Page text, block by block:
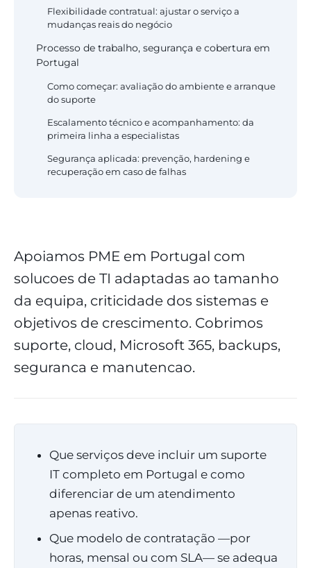
Flexibilidade contratual: ajustar o serviço a
mudanças reais do negócio
Processo de trabalho, segurança e cobertura em
Portugal
Como começar: avaliação do ambiente e arranque
do suporte
Escalamento técnico e acompanhamento: da
primeira linha a especialistas
Segurança aplicada: prevenção, hardening e
recuperação em caso de falhas
Apoiamos PME em Portugal com
solucoes de TI adaptadas ao tamanho
da equipa, criticidade dos sistemas e
objetivos de crescimento. Cobrimos
suporte, cloud, Microsoft 365, backups,
seguranca e manutencao.
Que serviços deve incluir um suporte
IT completo em Portugal e como
diferenciar de um atendimento
apenas reativo.
Que modelo de contratação —por
horas, mensal ou com SLA— se adequa